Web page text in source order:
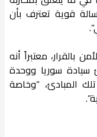
قوية تعترف بأن
معتبراً أنه
سيادة سوريا ووحدة
المبادئ، “وخاصة